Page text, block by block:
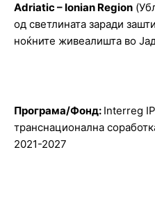
Adriatic – Ionian Region
од светлината заради
ноќните живеалишта во
Програма/Фонд: Interreg
транснационална
2021-2027